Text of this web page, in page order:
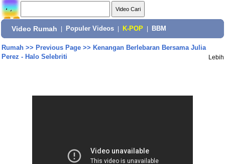
Video Rumah Populer Videos K-POP BBM
Rumah>> Previous Page>> Kenangan Berlebaran Bersama Julia
Perez - Halo Selebriti
Lebih